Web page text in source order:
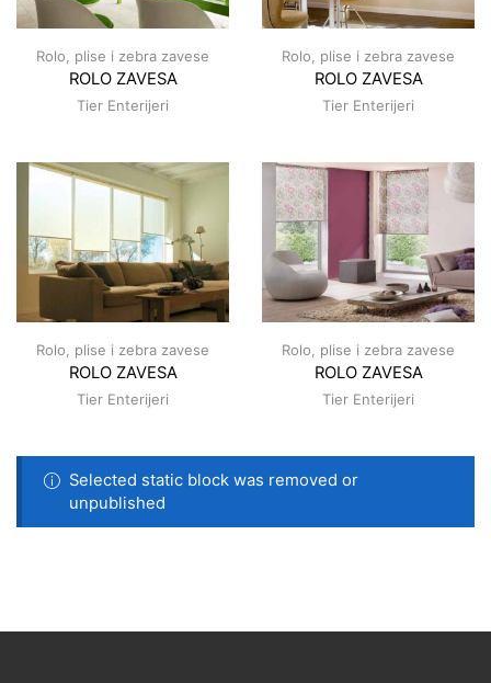
Rolo, plise i zebra zavese
ROLO ZAVESA
Tier Enterijeri
Rolo, plise i zebra zavese
ROLO ZAVESA
Tier Enterijeri
Rolo, plise i zebra zavese
ROLO ZAVESA
Tier Enterijeri
Rolo, plise i zebra zavese
ROLO ZAVESA
Tier Enterijeri
Selected static block was removed or
unpublished